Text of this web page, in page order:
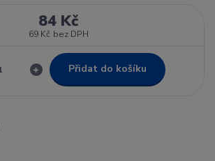
84 Kč
69 Kč bez DPH
Přidat do košíku